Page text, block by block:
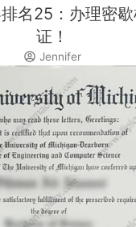
名25：办理密
证！
Jennifer